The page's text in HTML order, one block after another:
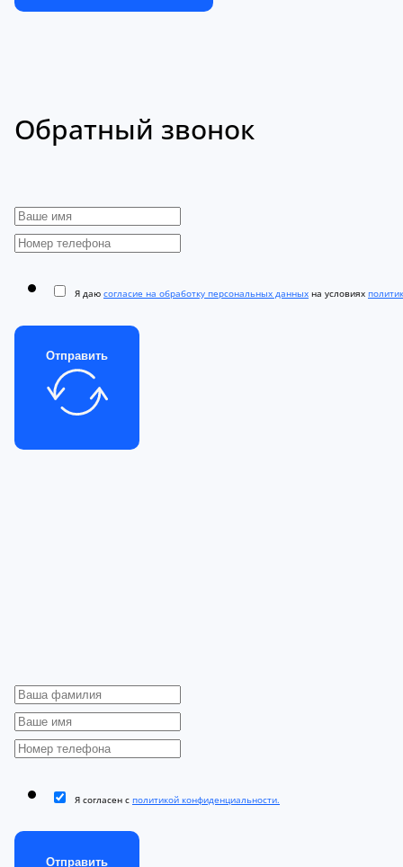
Обратный звонок
Я даю согласие на обработку персональных данных на условиях
Отправить
Я согласен с политикой конфиденциальности.
Отправить